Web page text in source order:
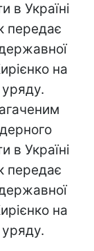
в Україні
передає
на
уряду.
в Україні
передає
на
уряду.